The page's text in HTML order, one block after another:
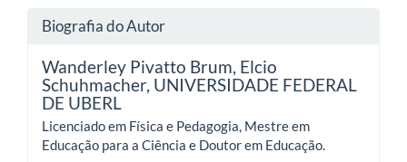
Biografia do Autor
Wanderley Pivatto Brum, Elcio
Schuhmacher, UNIVERSIDADE FEDERAL
DE UBERL
Licenciado em Física e Pedagogia, Mestre em
Educação para a Ciência e Doutor em Educação.